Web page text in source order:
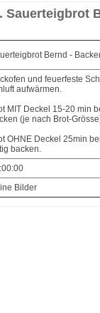
Sauerteigbrot
Bernd -
und feuerfeste
aufwärmen.
MIT Deckel 15-20 min
(je nach Brot-
OHNE Deckel 25min
backen.
Bilder